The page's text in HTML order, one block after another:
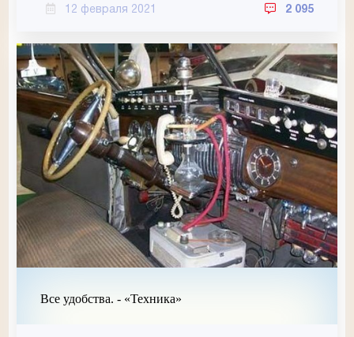
12 февраля 2021 2 095
Все удобства. - «Техника»